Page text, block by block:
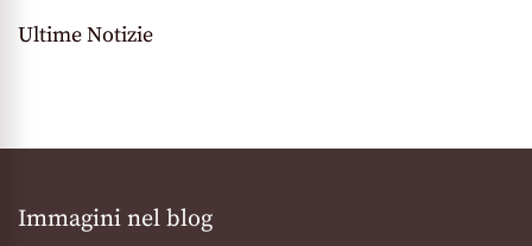
Ultime Notizie
Immagini nel blog